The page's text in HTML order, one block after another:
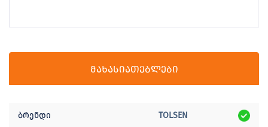
მახასიათებლები
ბრენდი TOLSEN